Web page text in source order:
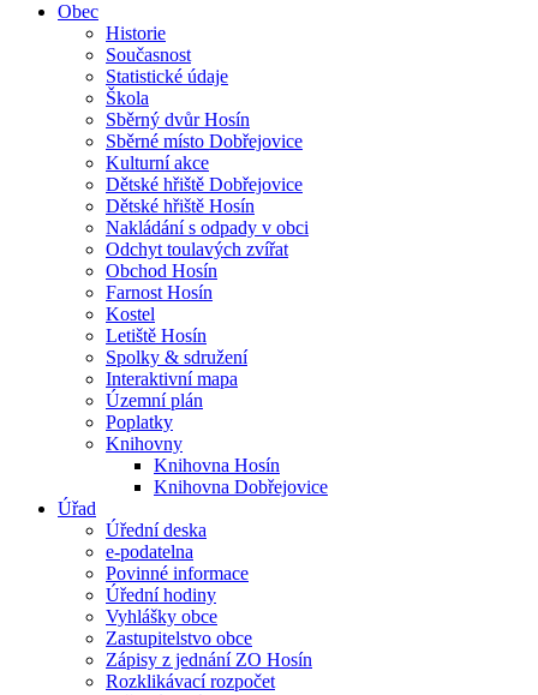
Obec
Historie
Současnost
Statistické údaje
Škola
Sběrný dvůr Hosín
Sběrné místo Dobřejovice
Kulturní akce
Dětské hřiště Dobřejovice
Dětské hřiště Hosín
Nakládání s odpady v obci
Odchyt toulavých zvířat
Obchod Hosín
Farnost Hosín
Kostel
Letiště Hosín
Spolky & sdružení
Interaktivní mapa
Územní plán
Poplatky
Knihovny
Knihovna Hosín
Knihovna Dobřejovice
Úřad
Úřední deska
e-podatelna
Povinné informace
Úřední hodiny
Vyhlášky obce
Zastupitelstvo obce
Zápisy z jednání ZO Hosín
Rozklikávací rozpočet